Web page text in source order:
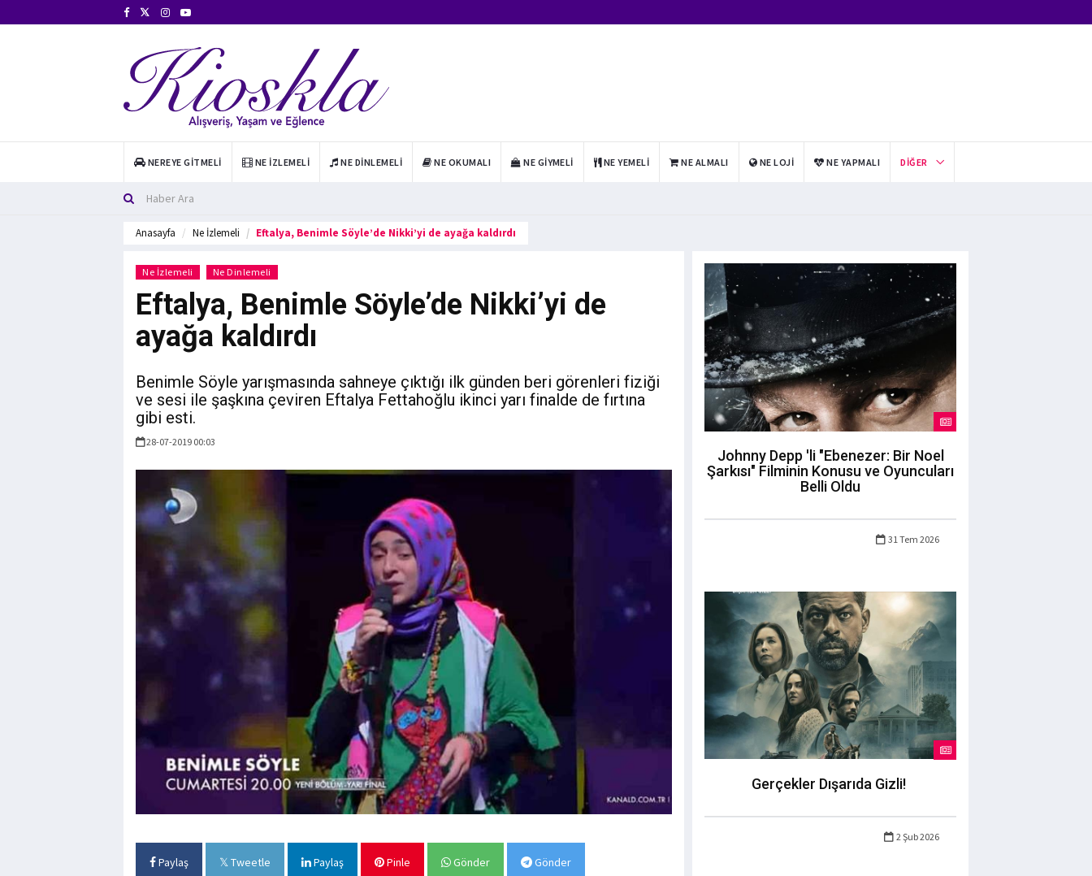
NEREYE GITMELI NE İZLEMELI NE DINLEMELI NE OKUMALI NE GIYMELI NE YEMELI NE ALMALI NE LOJI NE YAPMALI DIĞER
Anasayfa Ne İzlemeli Eftalya, Benimle Söyle’de Nikki’yi de ayağa kaldırdı
Ne İzlemeli Ne Dinlemeli
Eftalya, Benimle Söyle’de Nikki’yi de
ayağa kaldırdı
Benimle Söyle yarışmasında sahneye çıktığı ilk günden beri görenleri fiziği
ve sesi ile şaşkına çeviren Eftalya Fettahoğlu ikinci yarı finalde de fırtına
gibi esti.
28-07-2019 00:03
Paylaş Tweetle Paylaş Pinle Gönder Gönder
Johnny Depp 'li "Ebenezer: Bir Noel
Şarkısı" Filminin Konusu ve Oyuncuları
Belli Oldu
31 Tem 2026
Gerçekler Dışarıda Gizli!
2 Şub 2026